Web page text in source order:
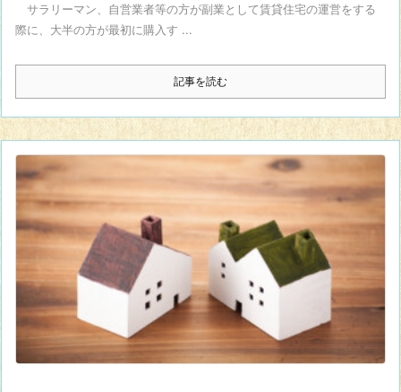
サラリーマン、自営業者等の方が副業として賃貸住宅の運営をする
際に、大半の方が最初に購入す ...
記事を読む